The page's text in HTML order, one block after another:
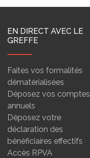
EN DIRECT AVEC LE
GREFFE
Faites vos formalités
dématérialisées
Déposez vos comptes
annuels
Déposez votre
déclaration des
bénéficiaires effectifs
Accès RPVA